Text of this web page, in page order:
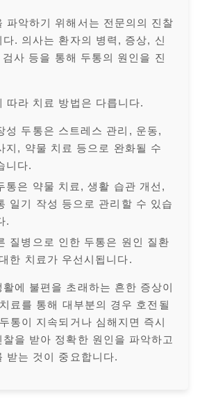
파악하기 위해서는 전문의의 진찰
다. 의사는 환자의 병력, 증상, 신
사 등을 통해 두통의 원인을 진
따라 치료 방법은 다릅니다.
성 두통은 스트레스 관리, 운동,
지, 약물 치료 등으로 완화될 수
니다.
통은 약물 치료, 생활 습관 개선,
일기 작성 등으로 관리할 수 있습
.
질병으로 인한 두통은 원인 질환
한 치료가 우선시됩니다.
에 불편을 초래하는 흔한 증상이
료를 통해 대부분의 경우 호전될
통이 지속되거나 심해지면 즉시
을 받아 정확한 원인을 파악하고
받는 것이 중요합니다.